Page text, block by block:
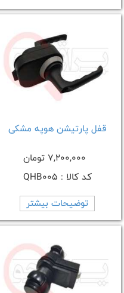
قفل پارتیشن هوپه مشکی
کد کالا : QHB005
توضیحات بیشتر